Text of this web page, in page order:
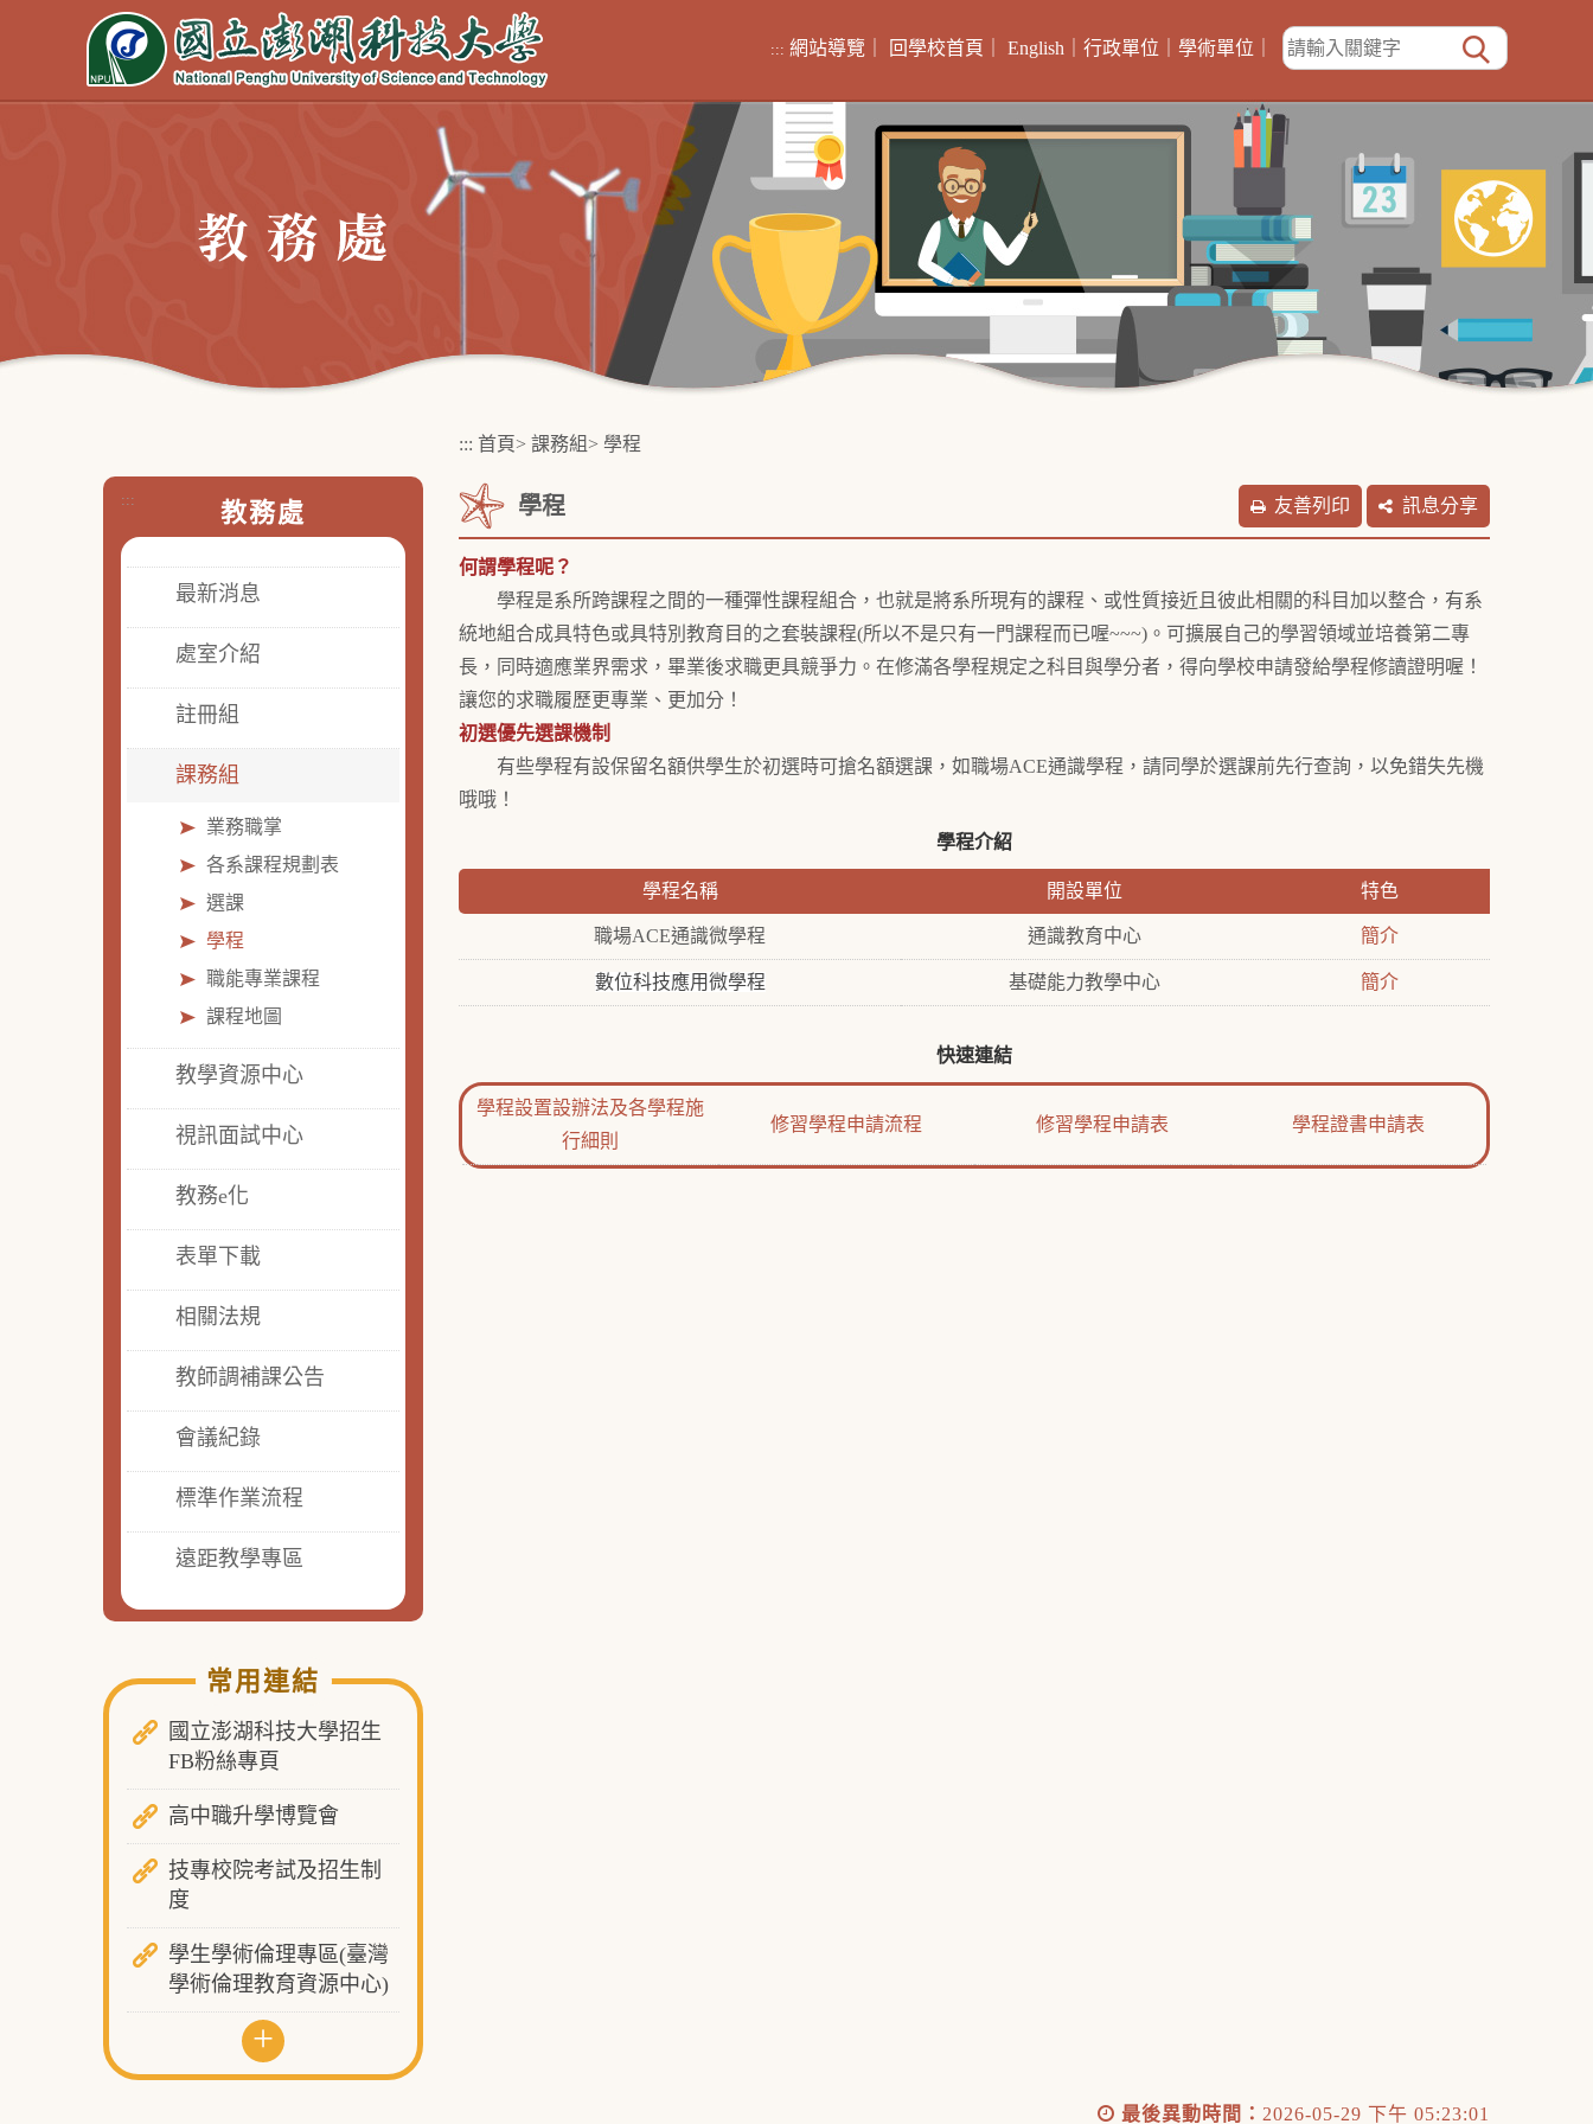
::: 網站導覽 回學校首頁 English 行政單位 學術單位
::: 教務處
最新消息
處室介紹
註冊組
課務組
業務職掌
各系課程規劃表
選課
學程
職能專業課程
課程地圖
教學資源中心
視訊面試中心
教務e化
表單下載
相關法規
教師調補課公告
會議紀錄
標準作業流程
遠距教學專區
常用連結
國立澎湖科技大學招生
FB粉絲專頁
高中職升學博覽會
技專校院考試及招生制
度
學生學術倫理專區(臺灣
學術倫理教育資源中心)
+
::: 首頁> 課務組 > 學程
學程 友善列印 訊息分享
何謂學程呢？
學程是系所跨課程之間的一種彈性課程組合，也就是將系所現有的課程、或性質接近且彼此相關的科目加以整合，有系
統地組合成具特色或具特別教育目的之套裝課程(所以不是只有一門課程而已喔~~~)。可擴展自己的學習領域並培養第二專
長，同時適應業界需求，畢業後求職更具競爭力。在修滿各學程規定之科目與學分者，得向學校申請發給學程修讀證明喔！
讓您的求職履歷更專業、更加分！
初選優先選課機制
有些學程有設保留名額供學生於初選時可搶名額選課，如職場ACE通識學程，請同學於選課前先行查詢，以免錯失先機
哦哦！
學程介紹
學程名稱 開設單位 特色
職場ACE通識微學程 通識教育中心 簡介
數位科技應用微學程 基礎能力教學中心 簡介
快速連結
學程設置設辦法及各學程施
行細則
修習學程申請流程 修習學程申請表 學程證書申請表
最後異動時間： 2026-05-29 下午 05:23:01